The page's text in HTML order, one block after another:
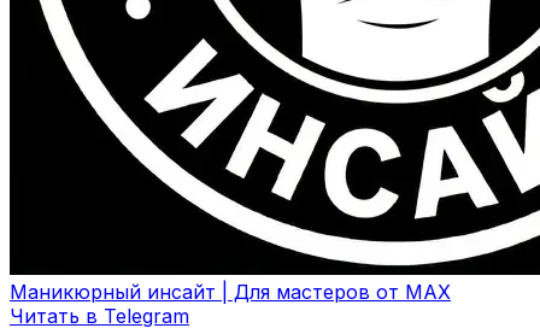
Маникюрный инсайт | Для мастеров от MAX
Читать в Telegram